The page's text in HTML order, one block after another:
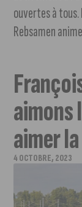
ouvertes à
Rebsamen
aimer
4 OCTOBRE, 2023